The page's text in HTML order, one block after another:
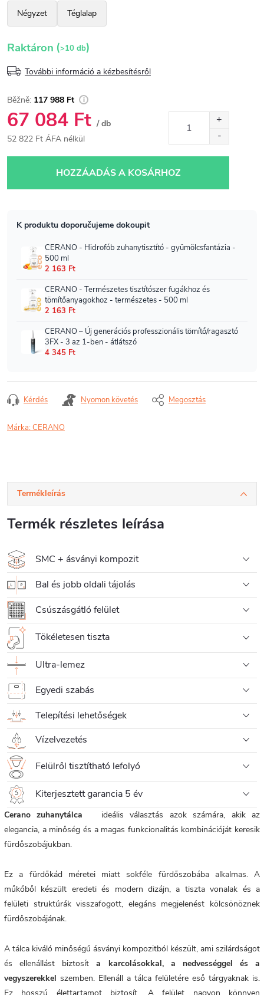
Raktáron (>10 db)
További információ a kézbesítésről
117 988 Ft
67 084 Ft / db
52 822 Ft ÁFA nélkül
HOZZÁADÁS A KOSÁRHOZ
Kérdés Nyomon követés Megosztás
Márka:CERANO
Termékleírás
Termék részletes leírása
SMC + ásványi kompozit
Bal és jobb oldali tájolás
Csúszásgátló felület
Tökéletesen tiszta
Ultra-lemez
Egyedi szabás
Telepítési lehetőségek
Vízelvezetés
Felülről tisztítható lefolyó
Kiterjesztett garancia 5 év
Cerano zuhanytálca
ideális választás azok számára, akik az
elegancia, a minőség és a magas funkcionalitás kombinációját keresik
fürdőszobájukban.
Ez a fürdőkád méretei miatt sokféle fürdőszobába alkalmas. A
műkőből készült eredeti és modern dizájn, a tiszta vonalak és a
felületi struktúrák visszafogott, elegáns megjelenést kölcsönöznek
fürdőszobájának.
A tálca kiváló minőségű ásványi kompozitból készült, ami szilárdságot
és ellenállást biztosíta karcolásokkal, a nedvességgel és a
vegyszerekkel szemben. Ellenáll a tálca felületére eső tárgyaknak is.